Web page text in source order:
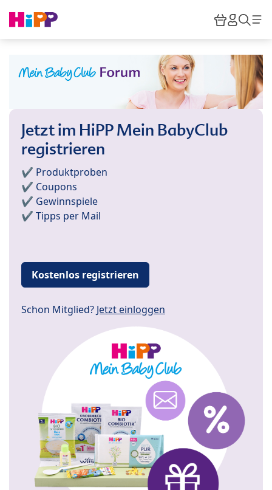
HiPP
Jetzt im HiPP Mein BabyClub
registrieren
✔️ Produktproben
✔️ Coupons
✔️ Gewinnspiele
✔️ Tipps per Mail
Kostenlos registrieren
Schon Mitglied? Jetzt einloggen